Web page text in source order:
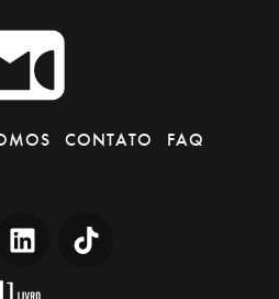
CONTATO
FAQ